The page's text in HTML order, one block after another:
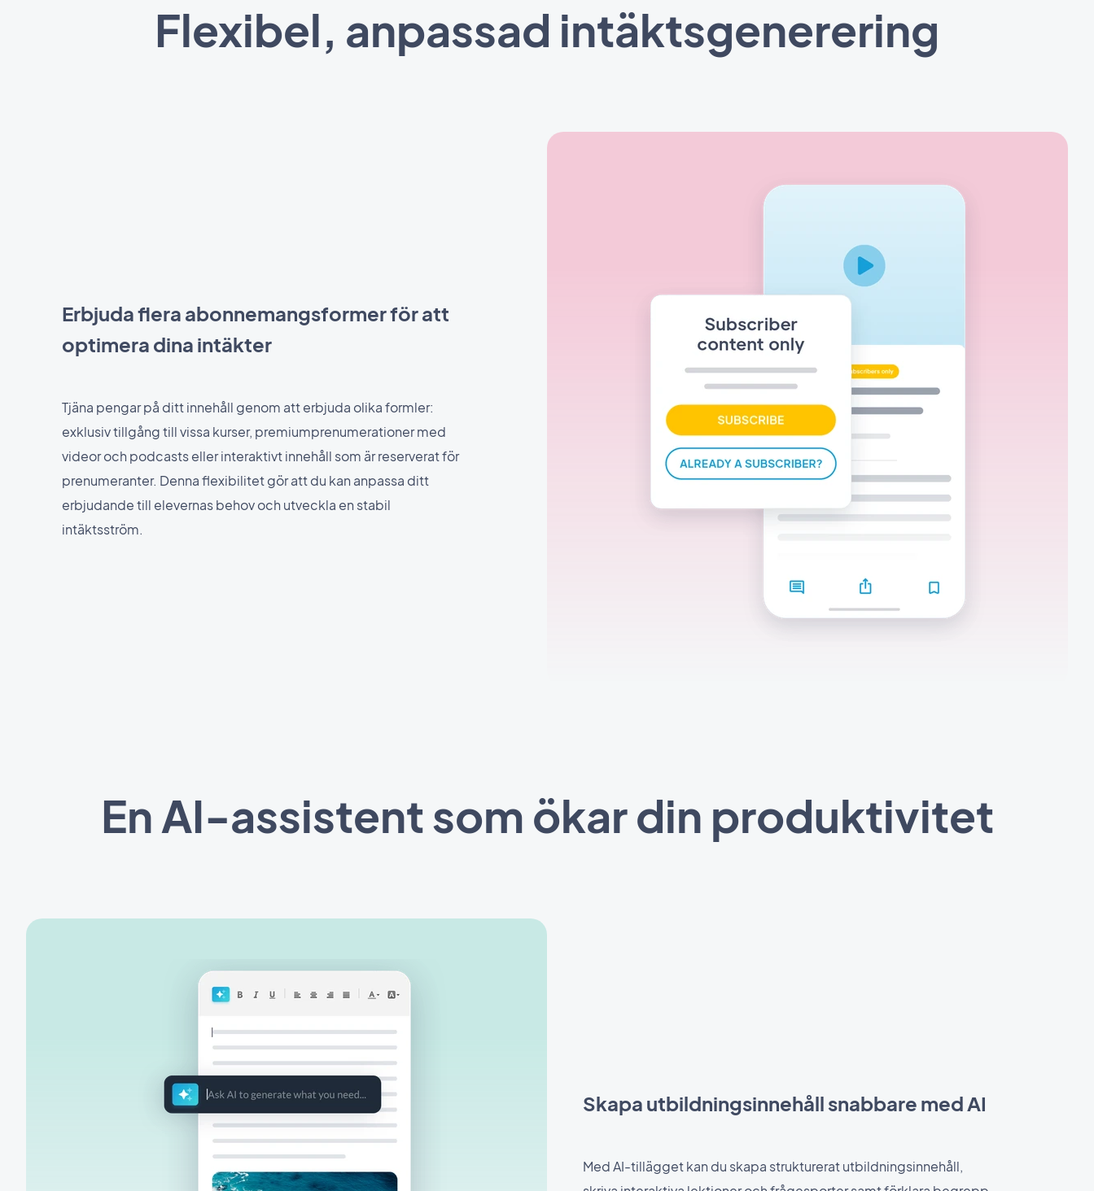
Flexibel, anpassad intäktsgenerering
Erbjuda flera abonnemangsformer för att
optimera dina intäkter
Tjäna pengar på ditt innehåll genom att erbjuda olika formler:
exklusiv tillgång till vissa kurser, premiumprenumerationer med
videor och podcasts eller interaktivt innehåll som är reserverat för
prenumeranter. Denna flexibilitet gör att du kan anpassa ditt
erbjudande till elevernas behov och utveckla en stabil
intäktsström.
En AI-assistent som ökar din produktivitet
Skapa utbildningsinnehåll snabbare med AI
Med AI-tillägget kan du skapa strukturerat utbildningsinnehåll,